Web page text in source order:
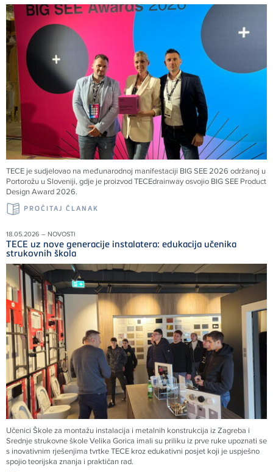
TECE je sudjelovao na međunarodnoj manifestaciji BIG SEE 2026 održanoj u
Portorožu u Sloveniji, gdje je proizvod TECEdrainway osvojio BIG SEE Product
Design Award 2026.
PROČITAJ ČLANAK
18.05.2026 – NOVOSTI
TECE uz nove generacije instalatera: edukacija učenika
strukovnih škola
Učenici Škole za montažu instalacija i metalnih konstrukcija iz Zagreba i
Srednje strukovne škole Velika Gorica imali su priliku iz prve ruke upoznati se
s inovativnim rješenjima tvrtke TECE kroz edukativni posjet koji je uspješno
spojio teorijska znanja i praktičan rad.